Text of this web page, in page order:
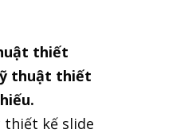
thiết
thuật thiết
kế slide